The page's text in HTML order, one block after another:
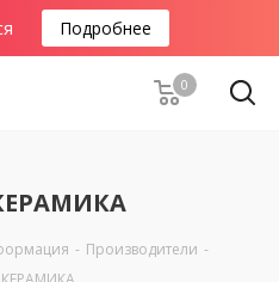
Подробнее
0
- Производители -